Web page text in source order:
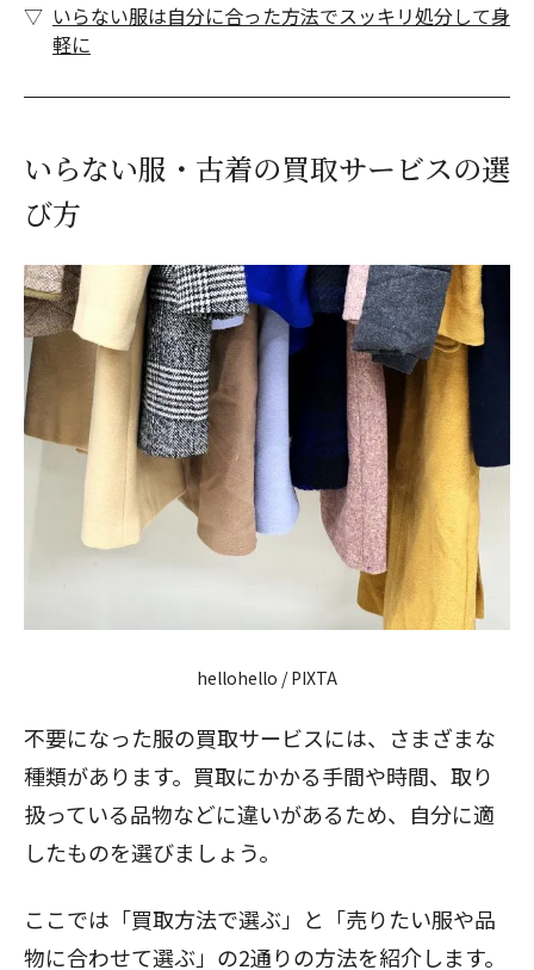
いらない服は自分に合った方法でスッキリ処分して身
軽に
いらない服・古着の買取サービスの選
び方
hellohello / PIXTA
不要になった服の買取サービスには、さまざまな
種類があります。買取にかかる手間や時間、取り
扱っている品物などに違いがあるため、自分に適
したものを選びましょう。
ここでは「買取方法で選ぶ」と「売りたい服や品
物に合わせて選ぶ」の2通りの方法を紹介します。